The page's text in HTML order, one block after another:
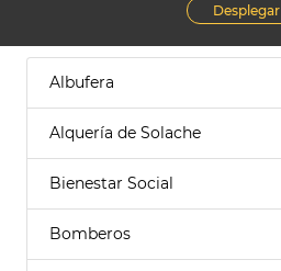
Desplegar
Albufera
Alquería de Solache
Bienestar Social
Bomberos